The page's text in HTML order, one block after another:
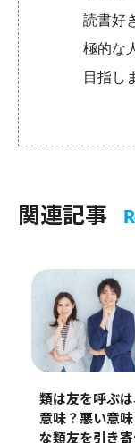
読書好
極的な
目指し
関連記事
類は友を呼ぶ
意味？悪い意
な類友を引き